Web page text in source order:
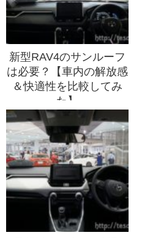
新型RAV4のサンルーフ
は必要？【車内の解放感
＆快適性を比較してみ
た】